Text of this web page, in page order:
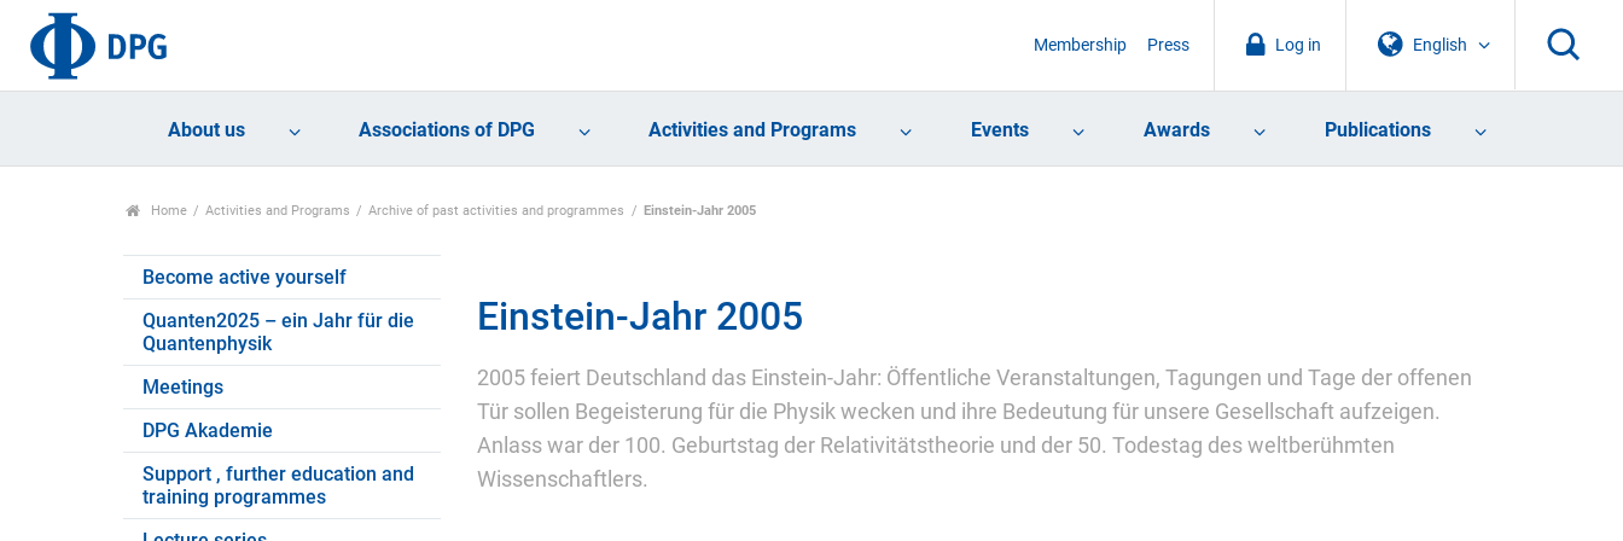
English
Log in
Membership Press
About us Associations of DPG Activities and Programs Events Awards Publications
Home Activities and Programs Archive of past activities and programmes Einstein-Jahr 2005
Become active yourself
Quanten2025 – ein Jahr für die
Quantenphysik
Meetings
DPG Akademie
Support , further education and
training programmes
Einstein-Jahr 2005
2005 feiert Deutschland das Einstein-Jahr: Öffentliche Veranstaltungen, Tagungen und Tage der offenen
Tür sollen Begeisterung für die Physik wecken und ihre Bedeutung für unsere Gesellschaft aufzeigen.
Anlass war der 100. Geburtstag der Relativitätstheorie und der 50. Todestag des weltberühmten
Wissenschaftlers.